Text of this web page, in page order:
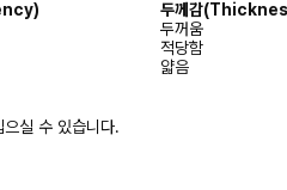
두께감
두꺼움
적당함
얇음
실 수 있습니다.